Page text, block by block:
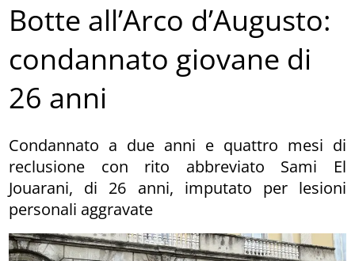
Botte all’Arco d’Augusto:
condannato giovane di
26 anni
Condannato a due anni e quattro mesi di
reclusione con rito abbreviato Sami El
Jouarani, di 26 anni, imputato per lesioni
personali aggravate